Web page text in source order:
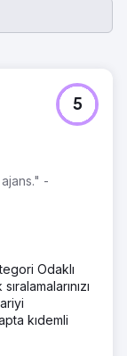
-
5
Odaklı
kıdemli